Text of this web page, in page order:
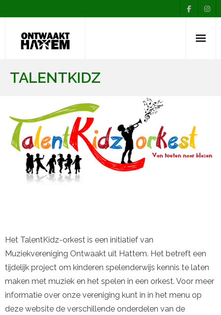
Over Ontwaakt
Afdelingen
Muziekopleiding
Contact
TALENTKIDZ
Het TalentKidz-orkest is een initiatief van
Muziekvereniging Ontwaakt uit Hattem. Het betreft een
tijdelijk project om kinderen spelenderwijs kennis te laten
maken met muziek en het spelen in een orkest. Voor meer
informatie over onze vereniging kunt in in het menu op
deze website de verschillende onderdelen van de